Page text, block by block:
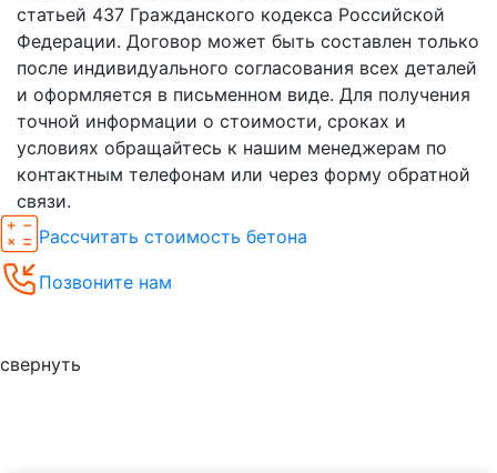
статьей 437 Гражданского кодекса Российской
Федерации. Договор может быть составлен только
после индивидуального согласования всех деталей
и оформляется в письменном виде. Для получения
точной информации о стоимости, сроках и
условиях обращайтесь к нашим менеджерам по
контактным телефонам или через форму обратной
связи.
Рассчитать стоимость бетона
Позвоните нам
свернуть